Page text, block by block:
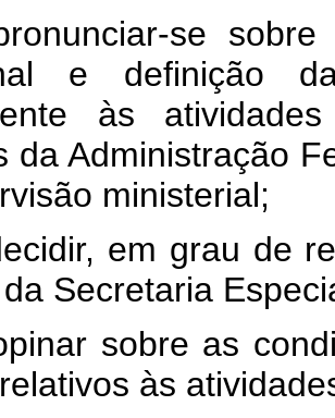
se
e definição
às
da Administração
ministerial;
em grau de
Secretaria
sobre as
relativos às